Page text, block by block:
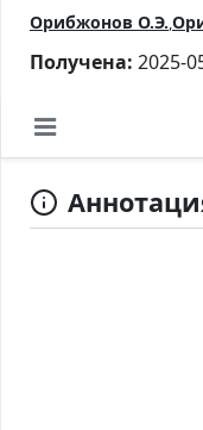
Орибжонов О.Э.
Получена: 2025-